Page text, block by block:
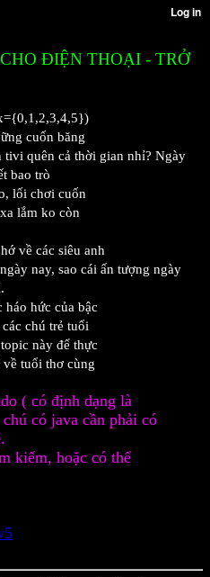
ĐIỆN THOẠI - TRỞ
cuốn băng
quên cả thời gian nhỉ? Ngày
bao trò
lối chơi cuốn
lắm ko còn
về các siêu anh
nay, sao cái ấn tượng ngày
hức của bậc
chú trẻ tuổi
này để thực
tuổi thơ cùng
( có định dạng là
có java cần phải có
kiếm, hoặc có thể